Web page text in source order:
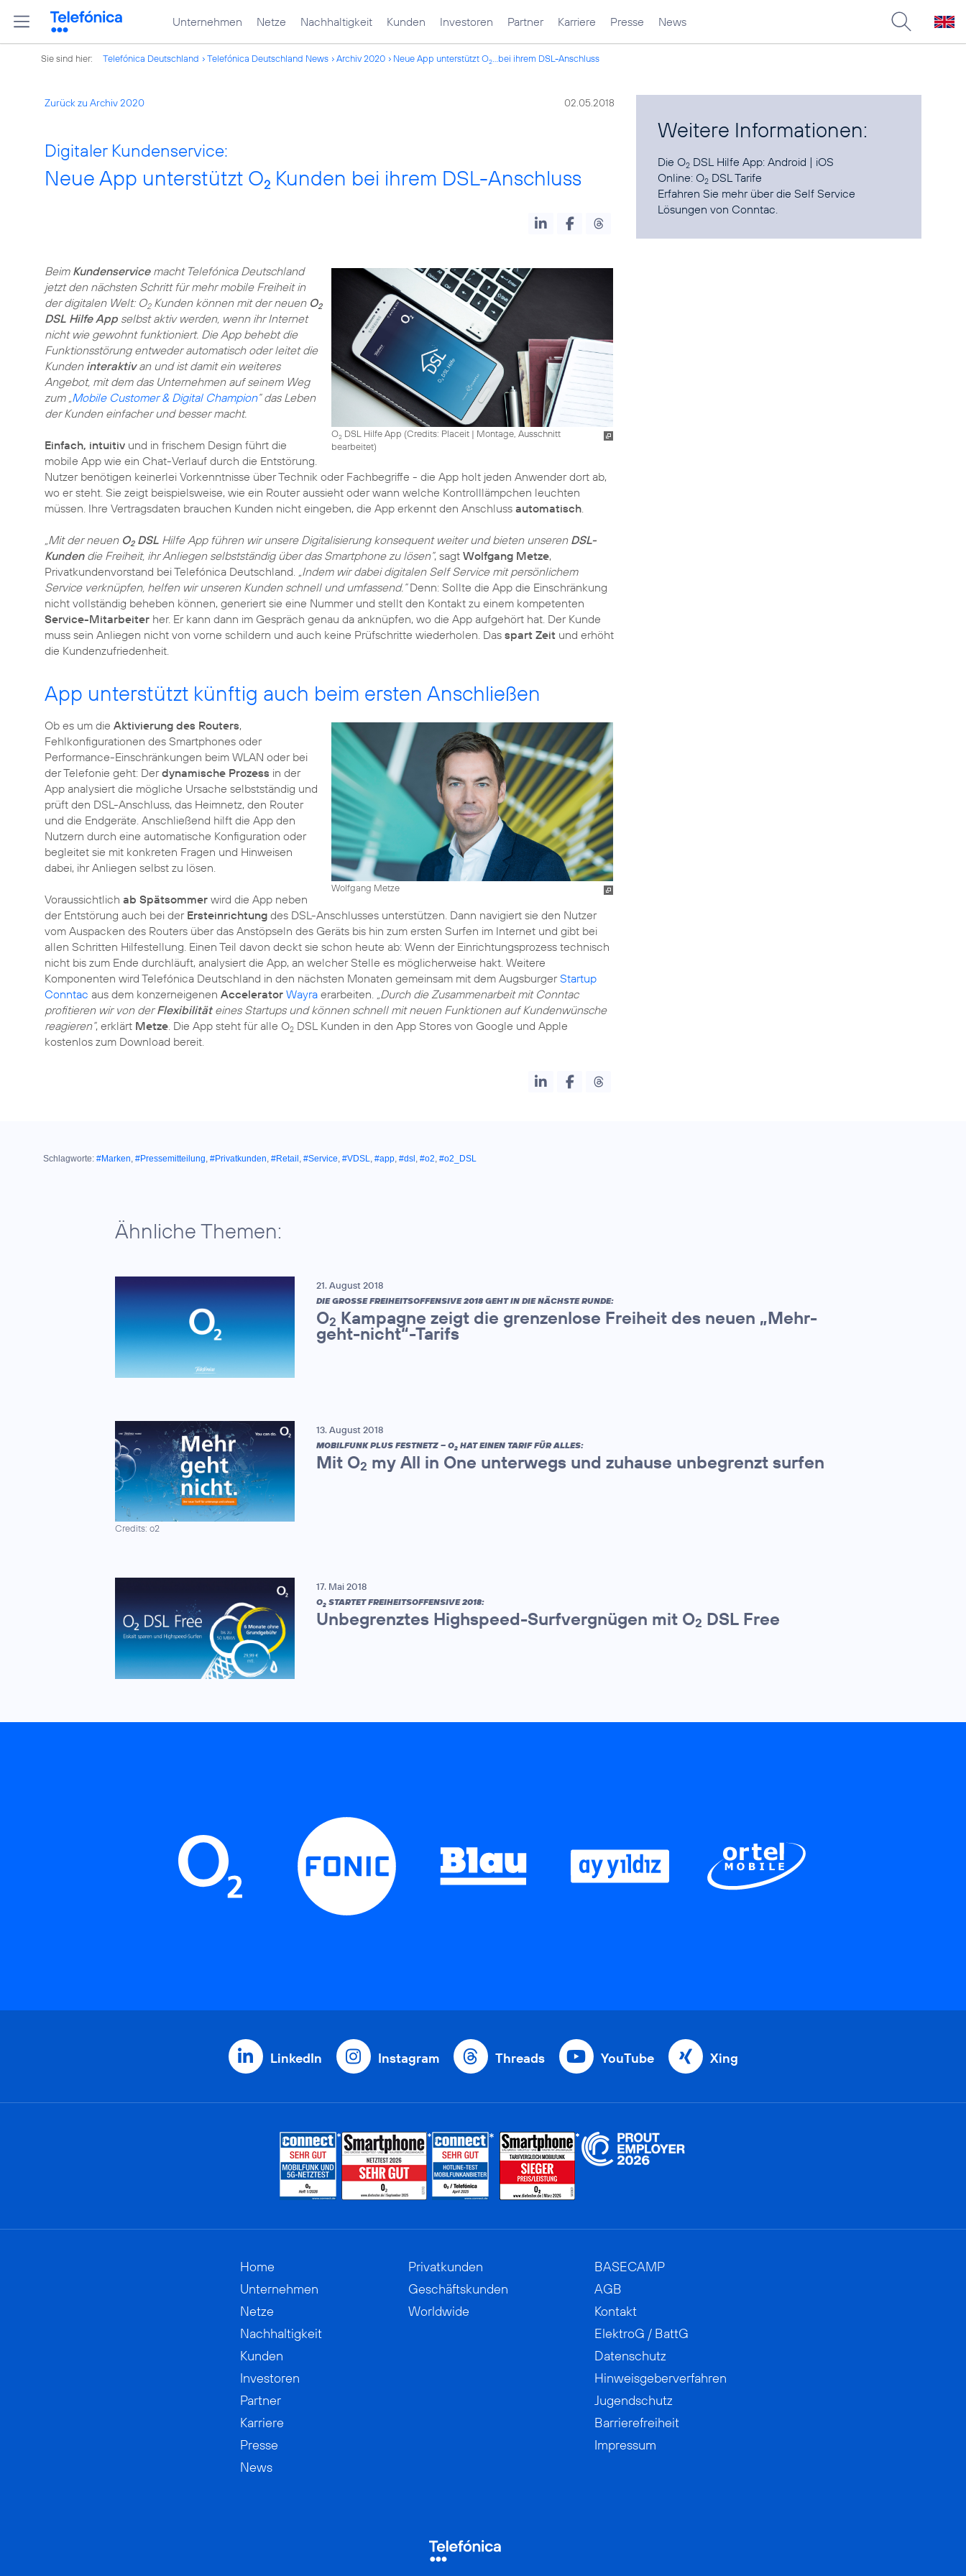
Unternehmen Netze Nachhaltigkeit Kunden Investoren Partner Karriere Presse News
Sie sind hier: Telefónica Deutschland Telefónica Deutschland News Archiv 2020 Neue App unterstützt O2 ...bei ihrem DSL-Anschluss
Zurück zu Archiv 2020 02.05.2018
Digitaler Kundenservice:
Neue App unterstützt O2 Kunden bei ihrem DSL-Anschluss
O2DSL Hilfe App (Credits: Placeit| Montage, Ausschnitt
bearbeitet)
Beim Kundenservicemacht Telefónica Deutschland
jetzt den nächsten Schritt für mehr mobile Freiheit in
der digitalen Welt: O2Kunden können mit der neuen O2
DSL Hilfe App selbst aktiv werden, wenn ihr Internet
nicht wie gewohnt funktioniert. Die App behebt die
Funktionsstörung entweder automatisch oder leitet die
Kunden interaktivan und ist damit ein weiteres
Angebot, mit dem das Unternehmen auf seinem Weg
zum „Mobile Customer & Digital Champion“ das Leben
der Kunden einfacher und besser macht.
Einfach, intuitiv und in frischem Design führt die
mobile App wie ein Chat-Verlauf durch die Entstörung.
Nutzer benötigen keinerlei Vorkenntnisse über Technik oder Fachbegriffe - die App holt jeden Anwender dort ab,
wo er steht. Sie zeigt beispielsweise, wie ein Router aussieht oder wann welche Kontrolllämpchen leuchten
müssen. Ihre Vertragsdaten brauchen Kunden nicht eingeben, die App erkennt den Anschluss automatisch.
„Mit der neuen O2DSL Hilfe App führen wir unsere Digitalisierung konsequent weiter und bieten unseren DSL-
Kundendie Freiheit, ihr Anliegen selbstständig über das Smartphone zu lösen“, sagt Wolfgang Metze,
Privatkundenvorstand bei Telefónica Deutschland. „Indem wir dabei digitalen Self Service mit persönlichem
Service verknüpfen, helfen wir unseren Kunden schnell und umfassend.“Denn: Sollte die App die Einschränkung
nicht vollständig beheben können, generiert sie eine Nummer und stellt den Kontakt zu einem kompetenten
Service-Mitarbeiter her. Er kann dann im Gespräch genau da anknüpfen, wo die App aufgehört hat. Der Kunde
muss sein Anliegen nicht von vorne schildern und auch keine Prüfschritte wiederholen. Das spart Zeit und erhöht
die Kundenzufriedenheit.
App unterstützt künftig auch beim ersten Anschließen
Wolfgang Metze
Ob es um die Aktivierung des Routers,
Fehlkonfigurationen des Smartphones oder
Performance-Einschränkungen beim WLAN oder bei
der Telefonie geht: Derdynamische Prozess in der
App analysiert die mögliche Ursache selbstständig und
prüft den DSL-Anschluss, das Heimnetz, den Router
und die Endgeräte. Anschließend hilft die App den
Nutzern durch eine automatische Konfiguration oder
begleitet sie mit konkreten Fragen und Hinweisen
dabei, ihr Anliegen selbst zu lösen.
Voraussichtlich ab Spätsommer wird die App neben
der Entstörung auch bei der Ersteinrichtung des DSL-Anschlusses unterstützen. Dann navigiert sie den Nutzer
vom Auspacken des Routers über das Anstöpseln des Geräts bis hin zum ersten Surfen im Internet und gibt bei
allen Schritten Hilfestellung. Einen Teil davon deckt sie schon heute ab: Wenn der Einrichtungsprozess technisch
nicht bis zum Ende durchläuft, analysiert die App, an welcher Stelle es möglicherweise hakt. Weitere
Komponenten wird Telefónica Deutschland in den nächsten Monaten gemeinsam mit dem AugsburgerStartup
Conntac aus dem konzerneigenen Accelerator Wayra erarbeiten. „Durch die Zusammenarbeit mit Conntac
profitieren wir von derFlexibilität eines Startups und können schnell mit neuen Funktionen auf Kundenwünsche
reagieren“, erklärt Metze. Die App steht für alle O2 DSL Kunden in den App Stores von Google und Apple
kostenlos zum Download bereit.
Weitere Informationen:
Die O2 DSL Hilfe App:Android | iOS
Online:O2 DSL Tarife
Erfahren Sie mehr über dieSelf Service
Lösungen von Conntac.
Schlagworte: #Marken, #Pressemitteilung, #Privatkunden, #Retail , #Service, #VDSL, #app, #dsl , #o2, #o2_DSL
Ähnliche Themen:
21. August 2018
DIE GROSSE FREIHEITSOFFENSIVE 2018 GEHT IN DIE NÄCHSTE RUNDE:
O2 Kampagne zeigt die grenzenlose Freiheit des neuen „Mehr-
geht-nicht“-Tarifs
Credits: o2
13. August 2018
MOBILFUNK PLUS FESTNETZ – O2 HAT EINEN TARIF FÜR ALLES:
Mit O2 my All in One unterwegs und zuhause unbegrenzt surfen
17. Mai 2018
O2 STARTET FREIHEITSOFFENSIVE 2018:
Unbegrenztes Highspeed-Surfvergnügen mit O2 DSL Free
LinkedIn Instagram Threads YouTube Xing
Home
Unternehmen
Netze
Nachhaltigkeit
Kunden
Investoren
Partner
Karriere
Presse
News
Privatkunden
Geschäftskunden
Worldwide
BASECAMP
AGB
Kontakt
ElektroG / BattG
Datenschutz
Hinweisgeberverfahren
Jugendschutz
Barrierefreiheit
Impressum